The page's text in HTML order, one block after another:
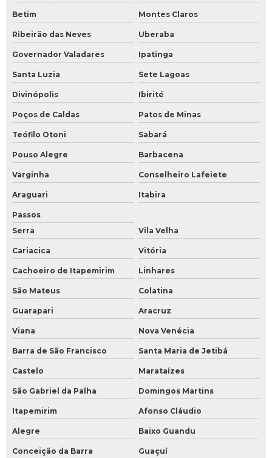
Betim Montes Claros
Ribeirão das Neves Uberaba
Governador Valadares Ipatinga
Santa Luzia Sete Lagoas
Divinópolis Ibirité
Poços de Caldas Patos de Minas
Teófilo Otoni Sabará
Pouso Alegre Barbacena
Varginha Conselheiro Lafeiete
Araguari Itabira
Passos
Serra
Vila Velha
Cariacica Vitória
Cachoeiro de Itapemirim Linhares
São Mateus Colatina
Guarapari Aracruz
Viana Nova Venécia
Barra de São Francisco Santa Maria de Jetibá
Castelo Marataízes
São Gabriel da Palha Domingos Martins
Itapemirim Afonso Cláudio
Alegre Baixo Guandu
Conceição da Barra Guaçuí